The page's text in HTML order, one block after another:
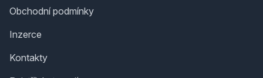
Obchodní podmínky
Inzerce
Kontakty